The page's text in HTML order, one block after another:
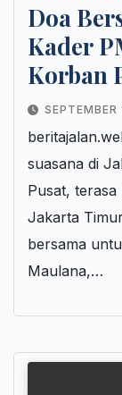
Doa
Kader
Korban
suasana di
Pusat,
Jakarta
bersama
Maulana,…